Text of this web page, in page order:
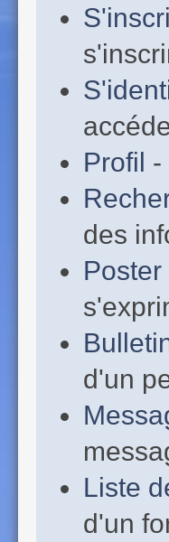
Profil -
des
Poster
d'un
Liste
d'un